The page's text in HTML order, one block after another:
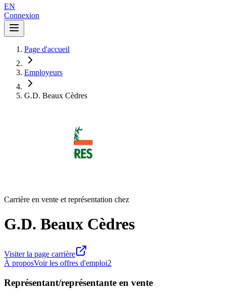
EN
Connexion
Page d'accueil
Employeurs
G.D. Beaux Cèdres
Carrière en vente et représentation chez
G.D. Beaux Cèdres
Visiter la page carrière
À proposVoir les offres d'emploi2
Représentant/représentante en vente